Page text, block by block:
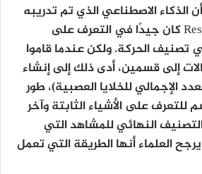
الذكاء الاصطناعي الذي تم تدريبه
باستخدام شبكة ResNet كان جيدًا في التعرف على
تصنيف الحركة. ولكن عندما قاموا
إلى قسمين، أدى ذلك إلى إنشاء
الإجمالي للخلايا العصبية)، طور
للتعرف على الأشياء الثابتة وآخر
النهائي للمشاهد التي
العلماء أنها الطريقة التي تعمل